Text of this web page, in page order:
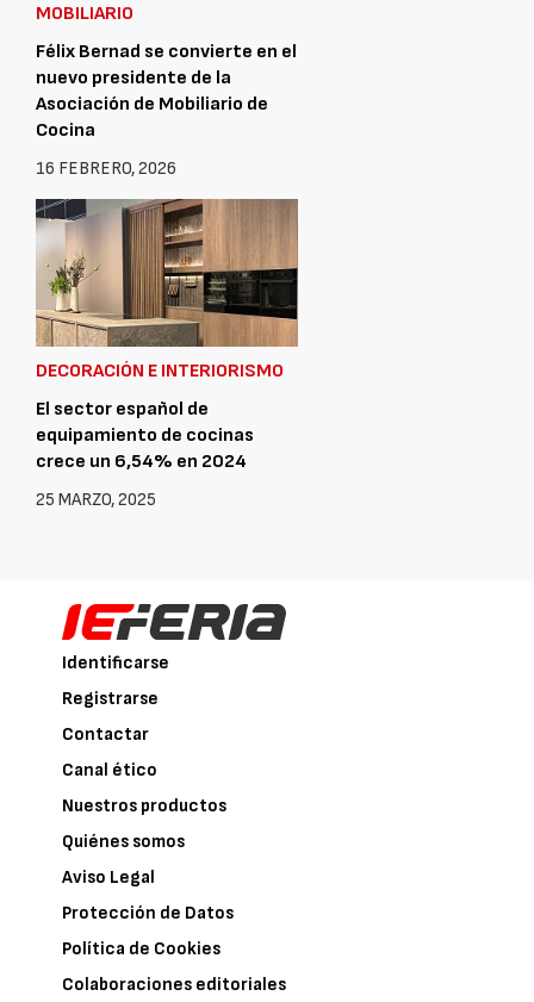
MOBILIARIO
Félix Bernad se convierte en el
nuevo presidente de la
Asociación de Mobiliario de
Cocina
16 FEBRERO, 2026
DECORACIÓN E INTERIORISMO
El sector español de
equipamiento de cocinas
crece un 6,54% en 2024
25 MARZO, 2025
Identificarse
Registrarse
Contactar
Canal ético
Nuestros productos
Quiénes somos
Aviso Legal
Protección de Datos
Política de Cookies
Colaboraciones editoriales